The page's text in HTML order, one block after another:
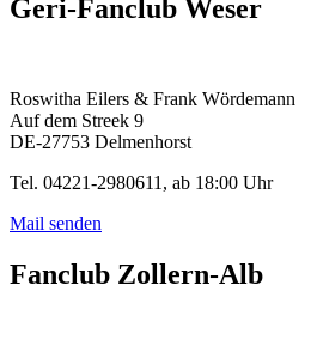
Geri-Fanclub Weser
Roswitha Eilers & Frank Wördemann
Auf dem Streek 9
DE-27753 Delmenhorst
Tel. 04221-2980611, ab 18:00 Uhr
Mail senden
Fanclub Zollern-Alb